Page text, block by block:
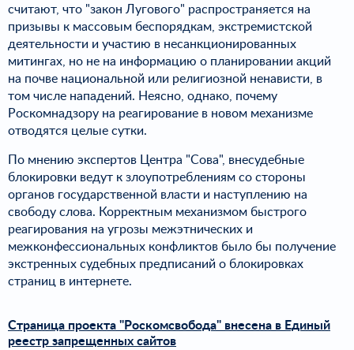
считают, что "закон Лугового" распространяется на
призывы к массовым беспорядкам, экстремистской
деятельности и участию в несанкционированных
митингах, но не на информацию о планировании акций
на почве национальной или религиозной ненависти, в
том числе нападений. Неясно, однако, почему
Роскомнадзору на реагирование в новом механизме
отводятся целые сутки.
По мнению экспертов Центра "Сова", внесудебные
блокировки ведут к злоупотреблениям со стороны
органов государственной власти и наступлению на
свободу слова. Корректным механизмом быстрого
реагирования на угрозы межэтнических и
межконфессиональных конфликтов было бы получение
экстренных судебных предписаний о блокировках
страниц в интернете.
Страница проекта "Роскомсвобода" внесена в Единый
реестр запрещенных сайтов